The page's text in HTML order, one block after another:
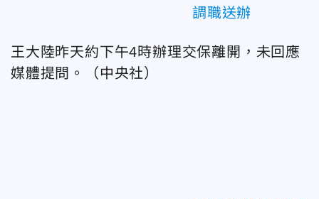
調職送辦
王大陸昨天約下午4時辦理交保離開，未回應
媒體提問。（中央社）